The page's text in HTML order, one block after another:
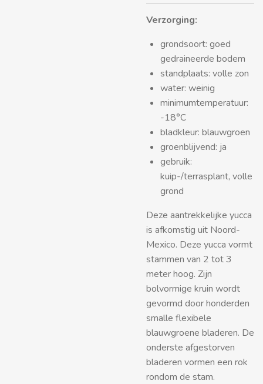
Verzorging:
grondsoort: goed
gedraineerde bodem
standplaats: volle zon
water: weinig
minimumtemperatuur:
-18°C
bladkleur: blauwgroen
groenblijvend: ja
gebruik:
kuip-/terrasplant, volle
grond
Deze aantrekkelijke yucca
is afkomstig uit Noord-
Mexico. Deze yucca vormt
stammen van 2 tot 3
meter hoog. Zijn
bolvormige kruin wordt
gevormd door honderden
smalle flexibele
blauwgroene bladeren. De
onderste afgestorven
bladeren vormen een rok
rondom de stam.